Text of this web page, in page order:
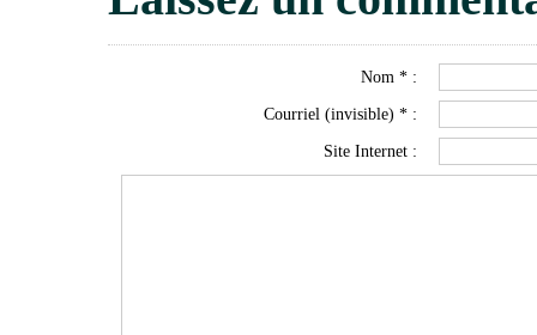
Nom * :
Courriel (invisible) * :
Site Internet :